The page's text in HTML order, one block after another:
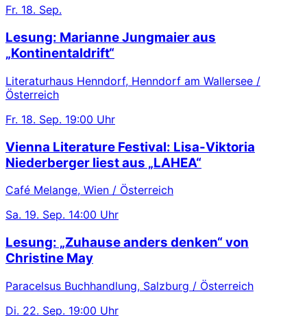
Fr. 18. Sep.
Lesung: Marianne Jungmaier aus
„Kontinentaldrift“
Literaturhaus Henndorf, Henndorf am Wallersee /
Österreich
Fr. 18. Sep. 19:00 Uhr
Vienna Literature Festival: Lisa-Viktoria
Niederberger liest aus „LAHEA“
Café Melange, Wien / Österreich
Sa. 19. Sep. 14:00 Uhr
Lesung: „Zuhause anders denken“ von
Christine May
Paracelsus Buchhandlung, Salzburg / Österreich
Di. 22. Sep. 19:00 Uhr